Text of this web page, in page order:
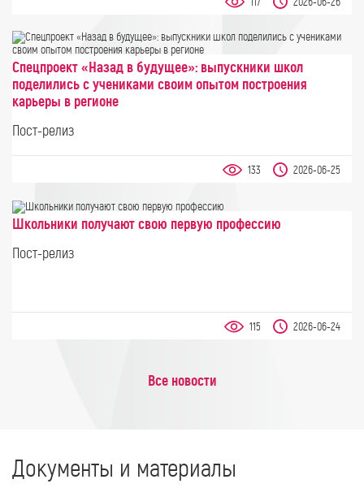
Спецпроект «Назад в будущее»: выпускники школ
поделились с учениками своим опытом построения
карьеры в регионе
Пост-релиз
2026-06-25
133
Школьники получают свою первую профессию
Пост-релиз
2026-06-24
115
Все новости
Документы и материалы